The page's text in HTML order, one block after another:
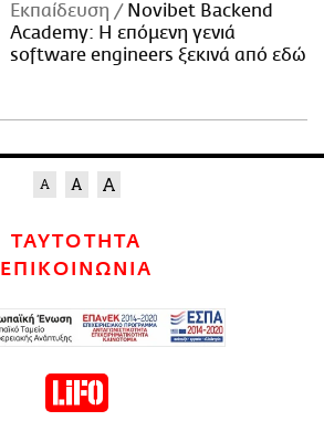
Εκπαίδευση
Novibet Backend
Academy: Η επόμενη γενιά
software engineers ξεκινά από εδώ
ΤΑΥΤΟΤΗΤΑ
ΕΠΙΚΟΙΝΩΝΙΑ